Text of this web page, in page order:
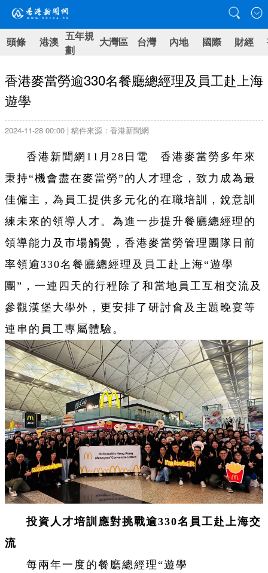
頭條 港澳 五年規
劃
大灣區 台灣 內地 國際 財經
香港麥當勞逾330名餐廳總經理及員工赴上海
遊學
2024-11-28 00:00 | 稿件來源：香港新聞網
香港新聞網11月28日電 香港麥當勞多年來
秉持“機會盡在麥當勞”的人才理念，致力成為最
佳僱主，為員工提供多元化的在職培訓，銳意訓
練未來的領導人才。為進一步提升餐廳總經理的
領導能力及市場觸覺，香港麥當勞管理團隊日前
率領逾330名餐廳總經理及員工赴上海“遊學
團”，一連四天的行程除了和當地員工互相交流及
參觀漢堡大學外，更安排了研討會及主題晚宴等
連串的員工專屬體驗。
投資人才培訓應對挑戰逾330名員工赴上海交
流
每兩年一度的餐廳總經理“遊學